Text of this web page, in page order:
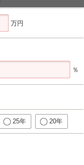
万円
％
25年 20年